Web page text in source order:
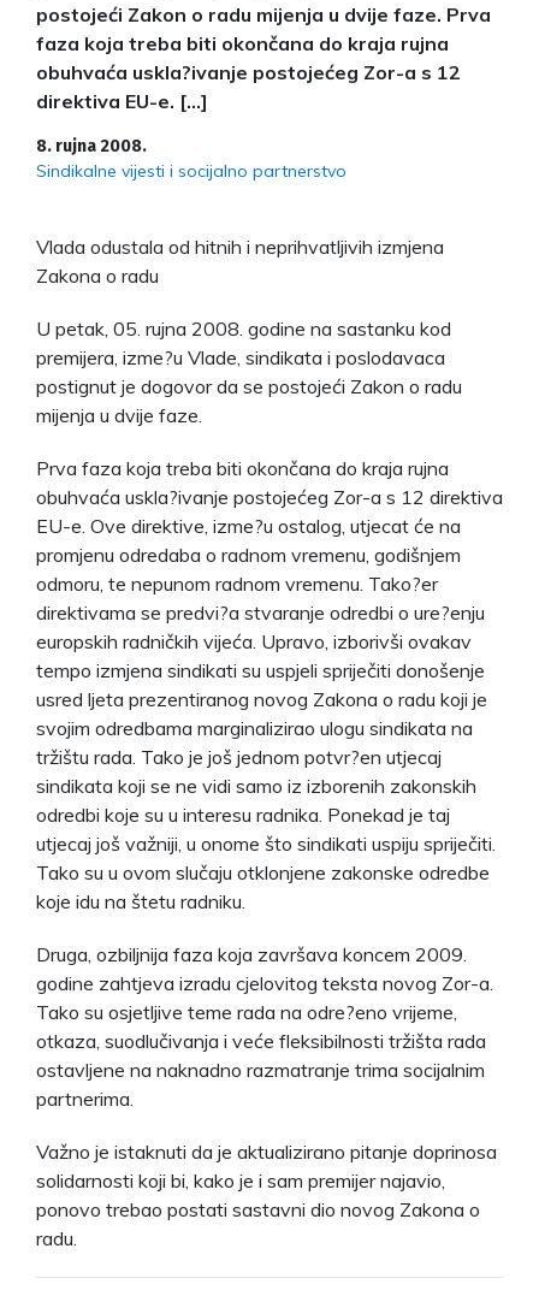
postojeći Zakon o radu mijenja u dvije faze. Prva
faza koja treba biti okončana do kraja rujna
obuhvaća uskla?ivanje postojećeg Zor-a s 12
direktiva EU-e. […]
8. rujna 2008.
Sindikalne vijesti i socijalno partnerstvo
Vlada odustala od hitnih i neprihvatljivih izmjena
Zakona o radu
U petak, 05. rujna 2008. godine na sastanku kod
premijera, izme?u Vlade, sindikata i poslodavaca
postignut je dogovor da se postojeći Zakon o radu
mijenja u dvije faze.
Prva faza koja treba biti okončana do kraja rujna
obuhvaća uskla?ivanje postojećeg Zor-a s 12 direktiva
EU-e. Ove direktive, izme?u ostalog, utjecat će na
promjenu odredaba o radnom vremenu, godišnjem
odmoru, te nepunom radnom vremenu. Tako?er
direktivama se predvi?a stvaranje odredbi o ure?enju
europskih radničkih vijeća. Upravo, izborivši ovakav
tempo izmjena sindikati su uspjeli spriječiti donošenje
usred ljeta prezentiranog novog Zakona o radu koji je
svojim odredbama marginalizirao ulogu sindikata na
tržištu rada. Tako je još jednom potvr?en utjecaj
sindikata koji se ne vidi samo iz izborenih zakonskih
odredbi koje su u interesu radnika. Ponekad je taj
utjecaj još važniji, u onome što sindikati uspiju spriječiti.
Tako su u ovom slučaju otklonjene zakonske odredbe
koje idu na štetu radniku.
Druga, ozbiljnija faza koja završava koncem 2009.
godine zahtjeva izradu cjelovitog teksta novog Zor-a.
Tako su osjetljive teme rada na odre?eno vrijeme,
otkaza, suodlučivanja i veće fleksibilnosti tržišta rada
ostavljene na naknadno razmatranje trima socijalnim
partnerima.
Važno je istaknuti da je aktualizirano pitanje doprinosa
solidarnosti koji bi, kako je i sam premijer najavio,
ponovo trebao postati sastavni dio novog Zakona o
radu.